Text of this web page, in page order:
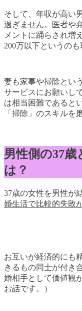
そして、年収が高い
過ぎません。医者や
メントに踊らされ増
200万以下というのも
妻も家事や掃除とい
サービスにお願いし
は相当困難であると
「掃除」のスキルを
男性側の37歳
は？
37歳の女性を男性が
婚生活で比較的失敗
お互いが経済的にも
きるもの同士が付き
婚相手として価値観
お話です。）